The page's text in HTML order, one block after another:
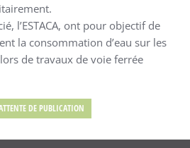
l’ESTACA, ont pour objectif de
la consommation d’eau sur les
de travaux de voie ferrée
DE PUBLICATION